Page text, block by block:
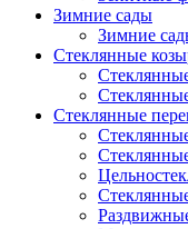
Зимние сады
Зимние
Стеклянные
Стеклянные